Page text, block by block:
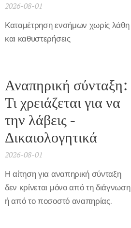
2026-08-01
Καταμέτρηση ενσήμων χωρίς λάθη
και καθυστερήσεις
Αναπηρική σύνταξη:
Τι χρειάζεται για να
την λάβεις -
Δικαιολογητικά
2026-08-01
Η αίτηση για αναπηρική σύνταξη
δεν κρίνεται μόνο από τη διάγνωση
ή από το ποσοστό αναπηρίας.